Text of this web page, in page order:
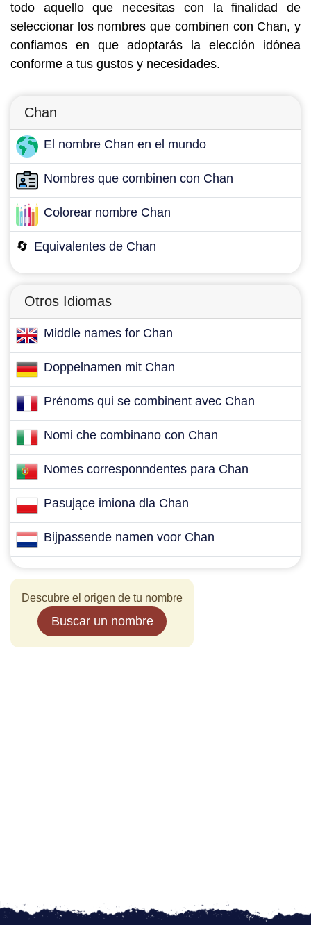
todo aquello que necesitas con la finalidad de
seleccionar los nombres que combinen con Chan, y
confiamos en que adoptarás la elección idónea
conforme a tus gustos y necesidades.
Chan
El nombre Chan en el mundo
Nombres que combinen con Chan
Colorear nombre Chan
🔄 Equivalentes de Chan
Otros Idiomas
Middle names for Chan
Doppelnamen mit Chan
Prénoms qui se combinent avec Chan
Nomi che combinano con Chan
Nomes corresponndentes para Chan
Pasujące imiona dla Chan
Bijpassende namen voor Chan
Descubre el origen de tu nombre
Buscar un nombre